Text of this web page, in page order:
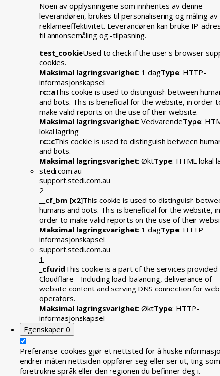
Noen av opplysningene som innhentes av denne
leverandøren, brukes til personalisering og måling av
reklameeffektivitet. Leverandøren kan bruke IP-
til annonsemåling og -tilpasning.
test_cookieUsed to check if the user's browser
cookies.
Maksimal lagringsvarighet: 1 dagType: HTTP-
informasjonskapsel
rc::aThis cookie is used to distinguish between
and bots. This is beneficial for the website, in order
make valid reports on the use of their website.
Maksimal lagringsvarighet: VedvarendeType:
lokal lagring
rc::cThis cookie is used to distinguish between
and bots.
Maksimal lagringsvarighet: ØktType: HTML lokal
stedi.com.au
support.stedi.com.au
2
__cf_bm [x2]This cookie is used to distinguish
humans and bots. This is beneficial for the website, in
order to make valid reports on the use of their
Maksimal lagringsvarighet: 1 dagType: HTTP-
informasjonskapsel
support.stedi.com.au
1
_cfuvidThis cookie is a part of the services provided
Cloudflare - Including load-balancing, deliverance of
website content and serving DNS connection for
operators.
Maksimal lagringsvarighet: ØktType: HTTP-
informasjonskapsel
Egenskaper 0
Preferanse-cookies gjør et nettsted for å huske
endrer måten nettsiden oppfører seg eller ser ut, ting
foretrukne språk eller den regionen du befinner deg i.